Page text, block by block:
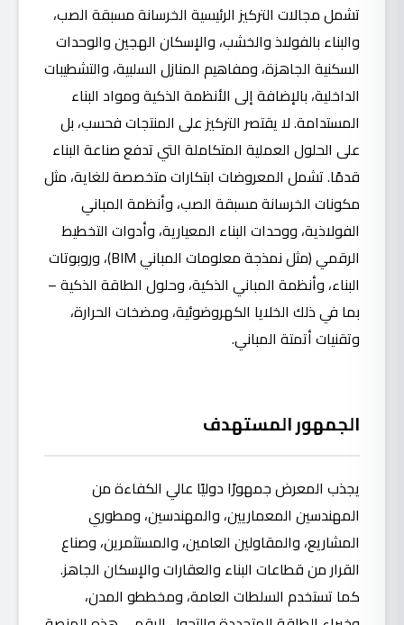
تشمل مجالات التركيز الرئيسية الخرسانة مسبقة الصب،
والبناء بالفولاذ والخشب، والإسكان الهجين والوحدات
السكنية الجاهزة، ومفاهيم المنازل السلبية، والتشطيبات
الداخلية، بالإضافة إلى الأنظمة الذكية ومواد البناء
المستدامة. لا يقتصر التركيز على المنتجات فحسب، بل
على الحلول العملية المتكاملة التي تدفع صناعة البناء
قدمًا. تشمل المعروضات ابتكارات متخصصة للغاية، مثل
مكونات الخرسانة مسبقة الصب، وأنظمة المباني
الفولاذية، ووحدات البناء المعيارية، وأدوات التخطيط
الرقمي (مثل نمذجة معلومات المباني BIM)، وروبوتات
البناء، وأنظمة المباني الذكية، وحلول الطاقة الذكية –
بما في ذلك الخلايا الكهروضوئية، ومضخات الحرارة،
وتقنيات أتمتة المباني.
الجمهور المستهدف
يجذب المعرض جمهورًا دوليًا عالي الكفاءة من
المهندسين المعماريين، والمهندسين، ومطوري
المشاريع، والمقاولين العامين، والمستثمرين، وصناع
القرار من قطاعات البناء والعقارات والإسكان الجاهز.
كما تستخدم السلطات العامة، ومخططو المدن،